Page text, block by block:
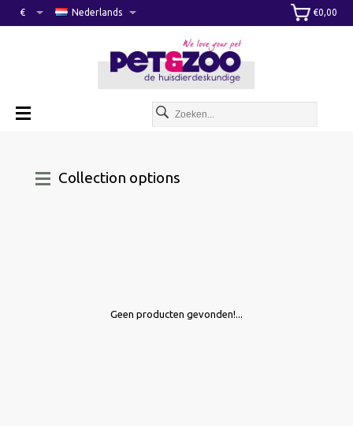
€0,00
Nederlands
€
Collection options
Geen producten gevonden!...